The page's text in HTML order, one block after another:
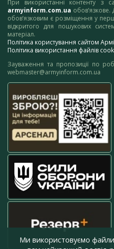
При використанні контенту з
armyinform.com.ua обов’язкове.
обов’язковим є розміщення у
відкритого для пошукових
матеріал.
Політика користування сайтом
Політика використання файлів
Зауваження та пропозиції по
webmaster@armyinform.com.ua
Ми використовуємо